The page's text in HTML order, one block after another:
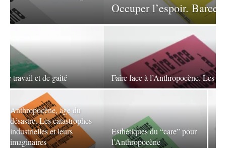
Occuper l’espoir. Barcelone, 1996-2017
Faire face à l’Anthropocène. Les voies du droit
Esthétiques du “care” pour
l’Anthropocène
Vulnérabilité
environnementale et
décision publique en
contexte post-catastrophe